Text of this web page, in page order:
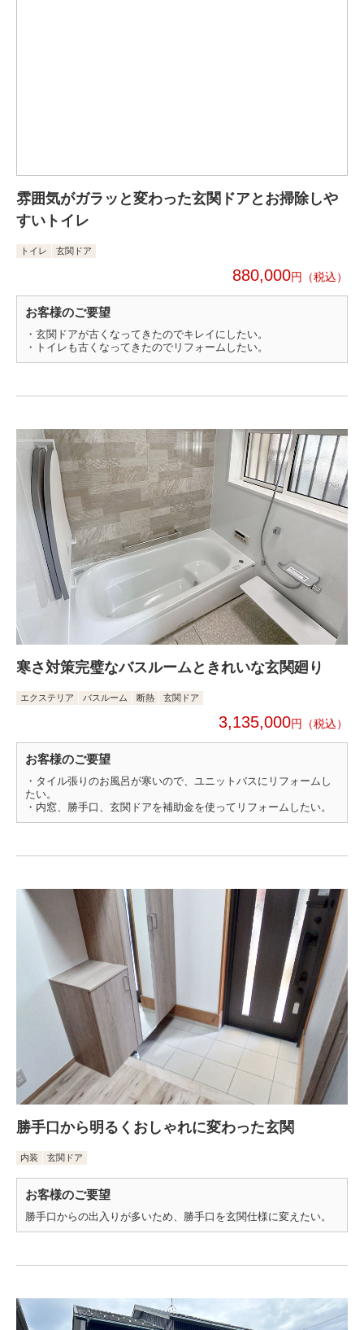
雰囲気がガラッと変わった玄関ドアとお掃除しや
すいトイレ
トイレ 玄関ドア
880,000円
お客様のご要望
・玄関ドアが古くなってきたのでキレイにしたい。
・トイレも古くなってきたのでリフォームしたい。
寒さ対策完璧なバスルームときれいな玄関廻り
エクステリア バスルーム 断熱 玄関ドア
3,135,000円
お客様のご要望
・タイル張りのお風呂が寒いので、ユニットバスにリフォームし
たい。
・内窓、勝手口、玄関ドアを補助金を使ってリフォームしたい。
勝手口から明るくおしゃれに変わった玄関
内装 玄関ドア
お客様のご要望
勝手口からの出入りが多いため、勝手口を玄関仕様に変えたい。